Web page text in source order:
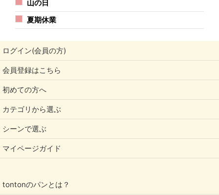
山の日
夏期休業
ログイン(会員の方)
会員登録はこちら
初めての方へ
カテゴリから選ぶ
シーンで選ぶ
マイページガイド
tontonのパンとは？